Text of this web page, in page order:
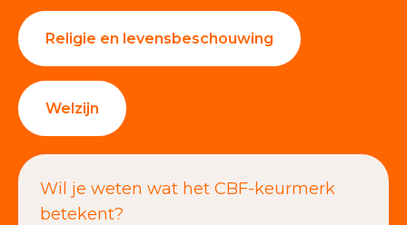
Religie en levensbeschouwing
Welzijn
Wil je weten wat het CBF-keurmerk
betekent?